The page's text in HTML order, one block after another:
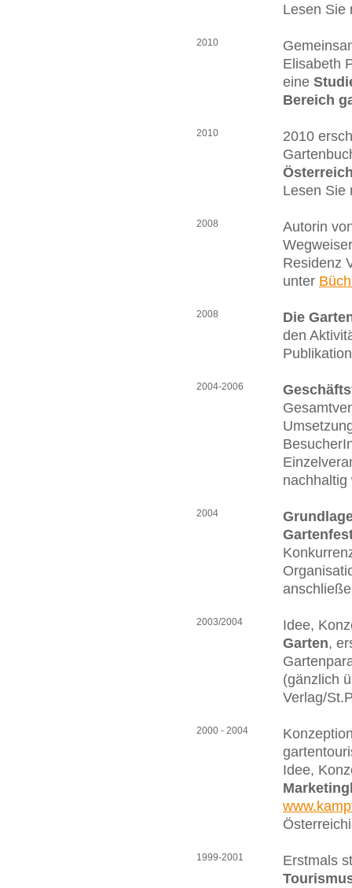
Lesen Sie
2010
Elisabeth
eine
Bereich
2010
2010
Lesen Sie
2008
Autorin
Residenz
unter
2008
Die
den
2004-2006
nachhaltig
2004
2003/2004
Idee,
Garten,
(gänzlich
Verlag/
2000 - 2004
Idee,
1999-2001
Erstmals